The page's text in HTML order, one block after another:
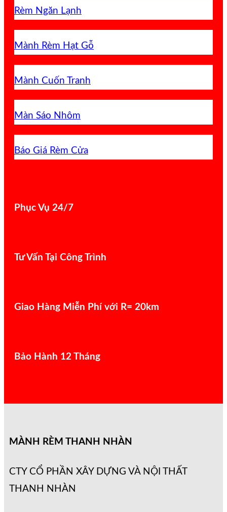
Rèm Ngăn Lạnh
Mành Rèm Hạt Gỗ
Mành Cuốn Tranh
Màn Sáo Nhôm
Báo Giá Rèm Cửa
Phục Vụ 24/7
Tư Vấn Tại Công Trình
Giao Hàng Miễn Phí với R= 20km
Bảo Hành 12 Tháng
MÀNH RÈM THANH NHÀN
CTY CỔ PHẦN XÂY DỰNG VÀ NỘI THẤT
THANH NHÀN